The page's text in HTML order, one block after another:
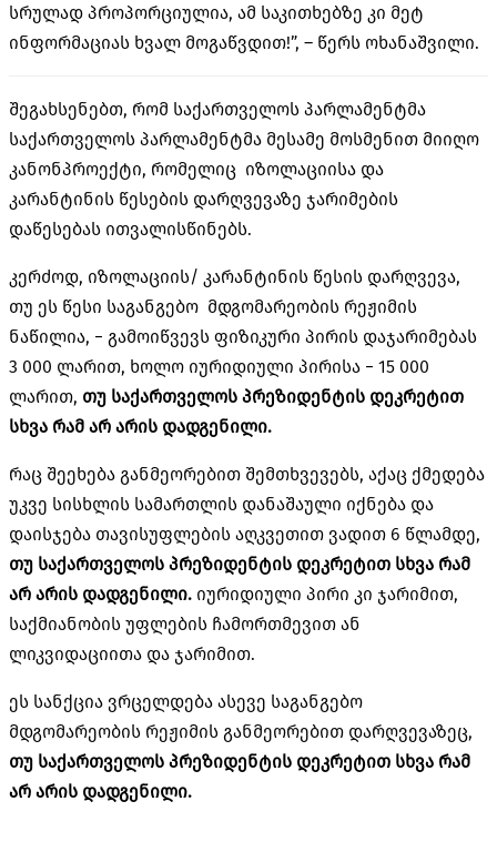
სრულად პროპორციულია, ამ საკითხებზე კი მეტ
ინფორმაციას ხვალ მოგაწვდით!”, – წერს ოხანაშვილი.
შეგახსენებთ, რომ საქართველოს პარლამენტმა
საქართველოს პარლამენტმა მესამე მოსმენით მიიღო
კანონპროექტი, რომელიც იზოლაციისა და
კარანტინის წესების დარღვევაზე ჯარიმების
დაწესებას ითვალისწინებს.
კერძოდ, იზოლაციის/ კარანტინის წესის დარღვევა,
თუ ეს წესი საგანგებო მდგომარეობის რეჟიმის
ნაწილია, − გამოიწვევს ფიზიკური პირის დაჯარიმებას
3 000 ლარით, ხოლო იურიდიული პირისა − 15 000
ლარით, თუ საქართველოს პრეზიდენტის დეკრეტით
სხვა რამ არ არის დადგენილი.
რაც შეეხება განმეორებით შემთხვევებს, აქაც ქმედება
უკვე სისხლის სამართლის დანაშაული იქნება და
დაისჯება თავისუფლების აღკვეთით ვადით 6 წლამდე,
თუ საქართველოს პრეზიდენტის დეკრეტით სხვა რამ
არ არის დადგენილი. იურიდიული პირი კი ჯარიმით,
საქმიანობის უფლების ჩამორთმევით ან
ლიკვიდაციითა და ჯარიმით.
ეს სანქცია ვრცელდება ასევე საგანგებო
მდგომარეობის რეჟიმის განმეორებით დარღვევაზეც,
თუ საქართველოს პრეზიდენტის დეკრეტით სხვა რამ
არ არის დადგენილი.